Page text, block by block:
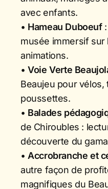
avec enfants.
• Hameau Duboeuf:
musée immersif sur
animations.
•Voie Verte
Beaujeu pour
poussettes.
• Balades
de Chiroubles :
découverte du
•Accrobranche et
autre façon de
magnifiques du